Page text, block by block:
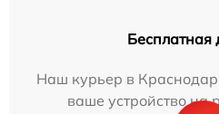
Бесплатная
Наш курьер в
ваше устройство на